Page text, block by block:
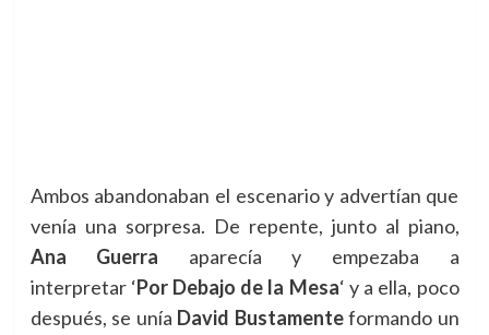
Ambos abandonaban el escenario y advertían que
venía una sorpresa. De repente, junto al piano,
Ana Guerra aparecía y empezaba a
interpretar ‘Por Debajo de la Mesa‘ y a ella, poco
después, se unía David Bustamenteformando un